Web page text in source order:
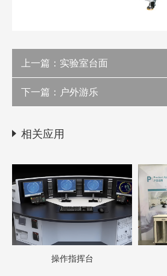
上一篇： 实验室台面
下一篇： 户外游乐
相关应用
操作指挥台